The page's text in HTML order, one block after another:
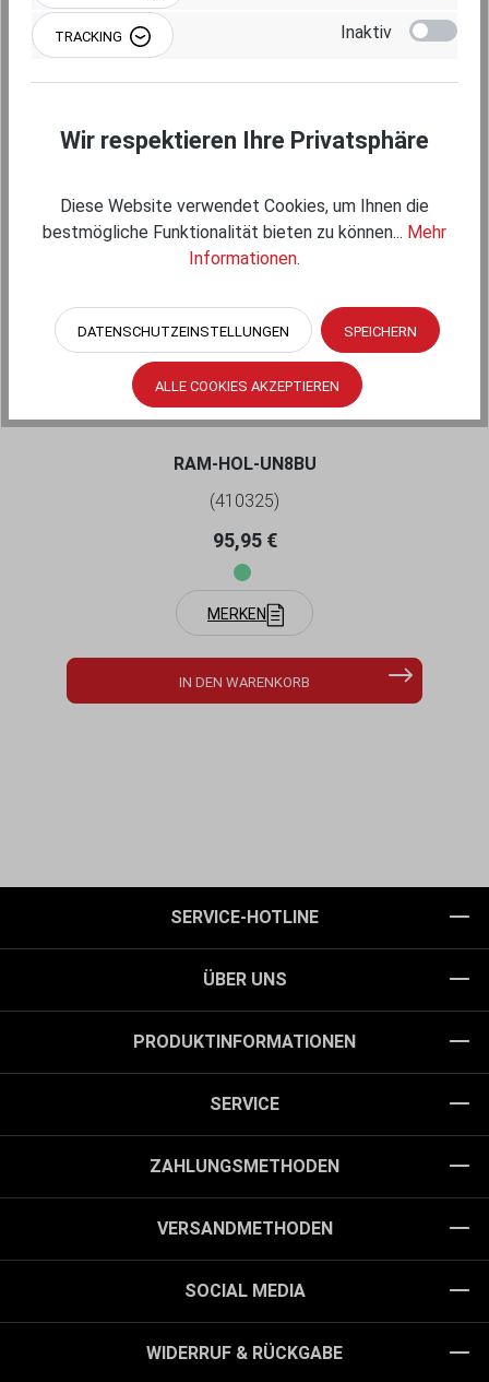
Produktgalerie überspringen
Einzelkomponenten
RAM MOUNTS X-GRIP HALTEKLAMMER FÜR
TABLETS (7-8 ZOLL) - B-KUGEL (1 ZOLL)
RAM-HOL-UN8BU
(410325)
Regulärer Preis:
95,95 €
MERKEN
IN DEN WARENKORB
SERVICE-HOTLINE
ÜBER UNS
PRODUKTINFORMATIONEN
SERVICE
ZAHLUNGSMETHODEN
VERSANDMETHODEN
SOCIAL MEDIA
WIDERRUF & RÜCKGABE
TRACKING Inaktiv
Wir respektieren Ihre Privatsphäre
Diese Website verwendet Cookies, um Ihnen die
bestmögliche Funktionalität bieten zu können... Mehr
Informationen.
DATENSCHUTZEINSTELLUNGEN SPEICHERN
ALLE COOKIES AKZEPTIEREN